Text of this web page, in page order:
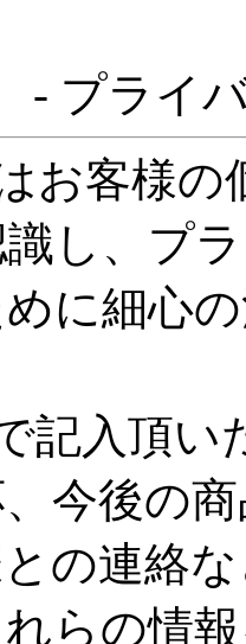
- プライ
お客様の
し、プ
に細心
記入頂い
今後の
の連絡
らの情